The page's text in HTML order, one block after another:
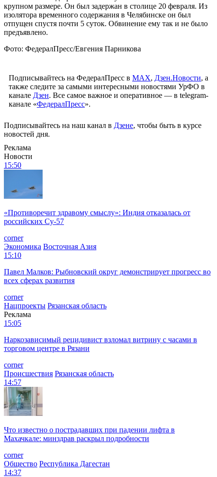
крупном размере. Он был задержан в столице 20 февраля. Из
изолятора временного содержания в Челябинске он был
отпущен спустя почти 5 суток. Обвинение ему так и не было
предъявлено.
Фото: ФедералПресс/Евгения Парникова
Подписывайтесь на ФедералПресс в МАХ, Дзен.Новости, а
также следите за самыми интересными новостями УрФО в
канале Дзен. Все самое важное и оперативное — в telegram-
канале «ФедералПресс».
Подписывайтесь на наш канал в Дзене, чтобы быть в курсе
новостей дня.
Реклама
Новости
15:50
«Противоречит здравому смыслу»: Индия отказалась от
российских Су-57
corner
Экономика Восточная Азия
15:10
Павел Малков: Рыбновский округ демонстрирует прогресс во
всех сферах развития
corner
Нацпроекты Рязанская область
Реклама
15:05
Наркозависимый рецидивист взломал витрину с часами в
торговом центре в Рязани
corner
Происшествия Рязанская область
14:57
Что известно о пострадавших при падении лифта в
Махачкале: минздрав раскрыл подробности
corner
Общество Республика Дагестан
14:37